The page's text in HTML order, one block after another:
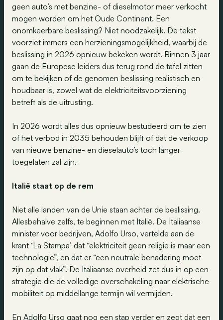
geen auto’s met benzine- of dieselmotor meer verkocht
mogen worden om het Oude Continent. Een
onomkeerbare beslissing? Niet noodzakelijk. De tekst
voorziet immers een herzieningsmogelijkheid, waarbij de
beslissing in 2026 opnieuw bekeken wordt. Binnen 3 jaar
gaan de Europese leiders dus terug rond de tafel zitten
om te bekijken of de genomen beslissing realistisch en
houdbaar is, zowel wat de elektriciteitsvoorziening
betreft als de uitrusting.
In 2026 wordt alles dus opnieuw bestudeerd om te zien
of het verbod in 2035 behouden blijft of dat de verkoop
van nieuwe benzine- en dieselauto’s toch langer
toegelaten zal zijn.
Italië staat op de rem
Niet alle landen van de Unie staan achter de beslissing.
Allesbehalve zelfs, te beginnen met Italië. De Italiaanse
minister voor bedrijven, Adolfo Urso, vertelde aan de
krant ‘La Stampa’ dat “elektriciteit geen religie is maar een
technologie”, en dat er “een neutrale benadering moet
zijn op dat vlak”. De Italiaanse overheid zet dus in op een
strategie die de volledige overschakeling naar elektrische
mobiliteit op middellange termijn wil vermijden.
En Adolfo Urso gaat nog een stap verder en zegt dat een